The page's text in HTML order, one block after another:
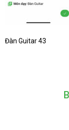
Đàn Guitar 43